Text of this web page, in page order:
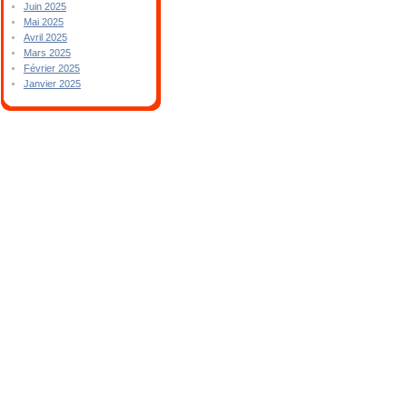
Juin 2025
Mai 2025
Avril 2025
Mars 2025
Février 2025
Janvier 2025